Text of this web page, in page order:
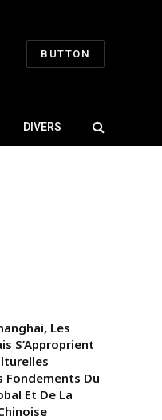
BUTTON
DIVERS
Les
S’Approprient
Fondements Du
Et De La